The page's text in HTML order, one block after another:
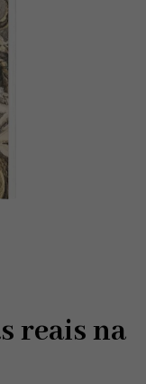
reais na